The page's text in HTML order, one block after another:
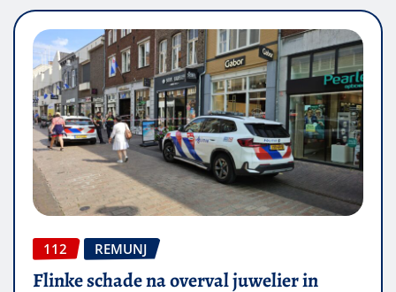
112 REMUNJ
Flinke schade na overval juwelier in